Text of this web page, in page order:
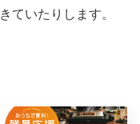
ていたりします。